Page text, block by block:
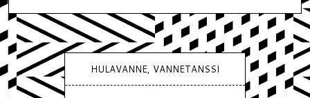
HULAVANNE, VANNETANSSI